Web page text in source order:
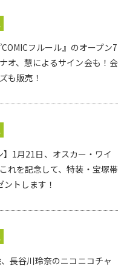
フルール』のオープン7
オ、慧によるサイン会も！会
も販売！
1月21日、オスカー・ワイ
れを記念して、特装・宝塚帯
トします！
長谷川玲奈のニコニコチャ